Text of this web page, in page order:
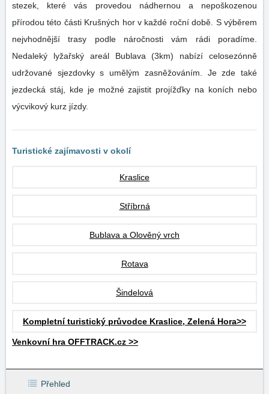
stezek, které vás provedou nádhernou a nepoškozenou
přírodou této části Krušných hor v každé roční době. S výběrem
nejvhodnější trasy podle náročnosti vám rádi poradíme.
Nedaleký lyžařský areál Bublava (3km) nabízí celosezónně
udržované sjezdovky s umělým zasněžováním. Je zde také
jezdecká stáj, kde je možné zajistit projížďky na koních nebo
výcvikový kurz jízdy.
Turistické zajímavosti v okolí
Kraslice
Stříbrná
Bublava a Olověný vrch
Rotava
Šindelová
Kompletní turistický průvodce Kraslice, Zelená Hora>>
Venkovní hra OFFTRACK.cz >>
Přehled